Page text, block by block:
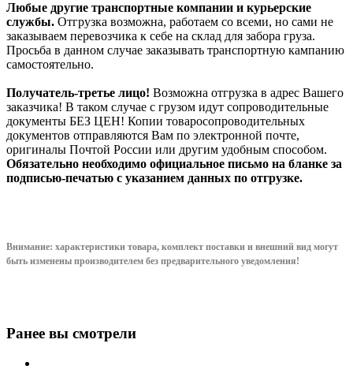
Любые другие транспортные компании и курьерские
службы. Отгрузка возможна, работаем со всеми, но сами не
заказываем перевозчика к себе на склад для забора груза.
Просьба в данном случае заказывать транспортную кампанию
самостоятельно.
Получатель-третье лицо! Возможна отгрузка в адрес Вашего
заказчика! В таком случае с грузом идут сопроводительные
документы БЕЗ ЦЕН! Копии товаросопроводительных
документов отправляются Вам по электронной почте,
оригиналы Почтой России или другим удобным способом.
Обязательно необходимо официальное письмо на бланке за
подписью-печатью с указанием данных по отгрузке.
Внимание: характеристики товара, комплект поставки и внешний вид могут
быть изменены производителем без предварительного уведомления!
Ранее вы смотрели